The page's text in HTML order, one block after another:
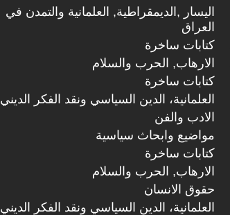
اليسار ,الديمقراطية, العلمانية والتمدن في
العراق
كتابات ساخرة
الارهاب, الحرب والسلام
كتابات ساخرة
العلمانية، الدين السياسي ونقد الفكر الديني
الادب والفن
مواضيع وابحاث سياسية
كتابات ساخرة
الارهاب, الحرب والسلام
حقوق الانسان
العلمانية، الدين السياسي ونقد الفكر الديني